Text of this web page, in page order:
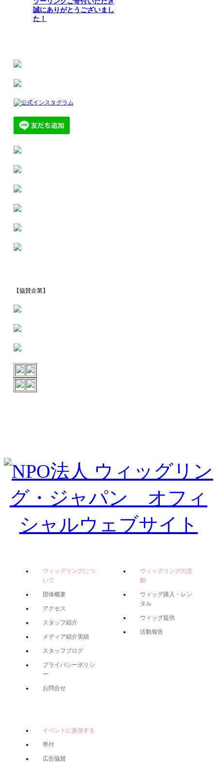
誠にありがとうございまし
た！
【協賛企業】
ウィッグリングにつ
いて
団体概要
アクセス
スタッフ紹介
メディア紹介実績
スタッフブログ
プライバシーポリシ
ー
お問合せ
ウィッグリングの活
動
ウィッグ購入・レン
タル
ウィッグ提供
活動報告
イベントに参加する
寄付
広告協賛